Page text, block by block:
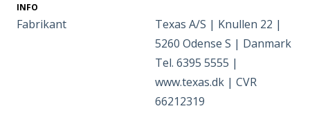
INFO
Fabrikant
Texas A/S | Knullen 22 |
5260 Odense S | Danmark
Tel. 6395 5555 |
www.texas.dk | CVR
66212319